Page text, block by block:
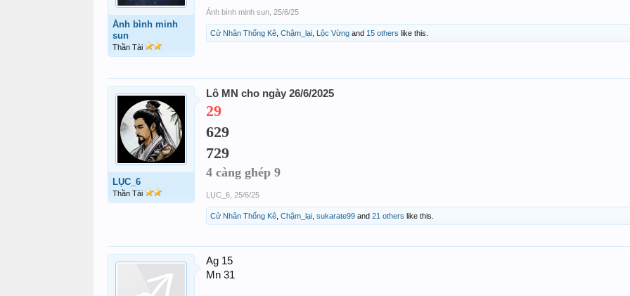
Ánh bình minh
sun
Thần Tài
Ánh bình minh sun 25/6/25
Cử Nhân Thống Kê Chậm_lại Lộc Vừng and 15 others like this.
LỤC_6
Thần Tài
Lô MN cho ngày 26/6/2025
29
629
729
4 càng ghép 9
LỤC_6 25/6/25
Cử Nhân Thống Kê Chậm_lại sukarate99 and 21 others like this.
Ag 15
Mn 31